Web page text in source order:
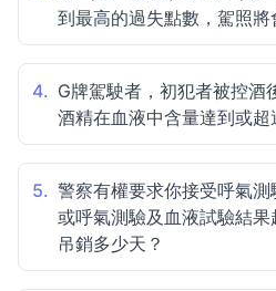
到最高的過失點數，駕照將
4. G牌駕駛者，初犯者被控酒
酒精在血液中含量達到或超
5. 警察有權要求你接受呼氣
或呼氣測驗及血液試驗結
吊銷多少天？